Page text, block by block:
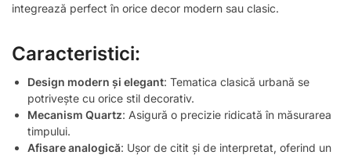
integrează perfect în orice decor modern sau clasic.
Caracteristici:
Design modern și elegant: Tematica clasică urbană se
potrivește cu orice stil decorativ.
Mecanism Quartz: Asigură o precizie ridicată în măsurarea
timpului.
Afisare analogică: Ușor de citit și de interpretat, oferind un